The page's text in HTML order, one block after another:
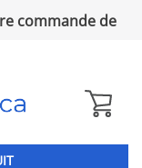
commande de